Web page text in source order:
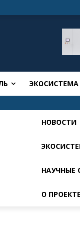
ЭКОСИСТЕМА
НОВОСТИ
НАУЧНЫЕ
О ПРОЕКТЕ